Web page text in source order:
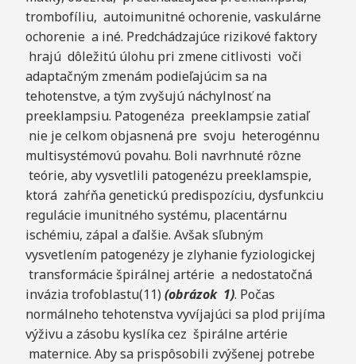
trombofíliu, autoimunitné ochorenie, vaskulárne
ochorenie a iné. Predchádzajúce rizikové faktory
hrajú dôležitú úlohu pri zmene citlivosti voči
adaptačným zmenám podieľajúcim sa na
tehotenstve, a tým zvyšujú náchylnosť na
preeklampsiu. Patogenéza preeklampsie zatiaľ
nie je celkom objasnená pre svoju heterogénnu
multisystémovú povahu. Boli navrhnuté rôzne
teórie, aby vysvetlili patogenézu preeklamspie,
ktorá zahŕňa genetickú predispozíciu, dysfunkciu
regulácie imunitného systému, placentárnu
ischémiu, zápal a ďalšie. Avšak sľubným
vysvetlením patogenézy je zlyhanie fyziologickej
transformácie špirálnej artérie a nedostatočná
invázia trofoblastu(11) (obrázok 1). Počas
normálneho tehotenstva vyvíjajúci sa plod prijíma
výživu a zásobu kyslíka cez špirálne artérie
maternice. Aby sa prispôsobili zvýšenej potrebe